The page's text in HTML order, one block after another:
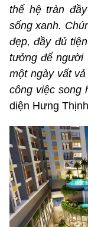
thế hệ tràn
sống xanh.
đẹp, đầy đủ
tưởng để người
một ngày vất
công việc song
diện Hưng